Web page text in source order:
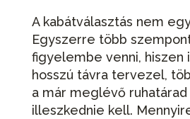
A kabátválasztás nem
Egyszerre több
figyelembe venni, hiszen
hosszú távra tervezel,
a már meglévő ruhatárad
illeszkednie kell.